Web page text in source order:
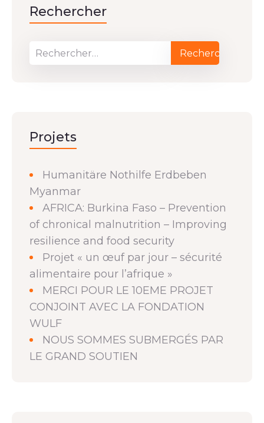
Rechercher
Projets
Humanitäre Nothilfe Erdbeben
Myanmar
AFRICA: Burkina Faso – Prevention
of chronical malnutrition – Improving
resilience and food security
Projet « un œuf par jour – sécurité
alimentaire pour l’afrique »
MERCI POUR LE 10EME PROJET
CONJOINT AVEC LA FONDATION
WULF
NOUS SOMMES SUBMERGÉS PAR
LE GRAND SOUTIEN